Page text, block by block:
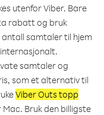
utenfor Viber. Bare
rabatt og bruk
samtaler til hjem
samtaler og
som et alternativ til
Viber Outs topp
Mac. Bruk den billigste